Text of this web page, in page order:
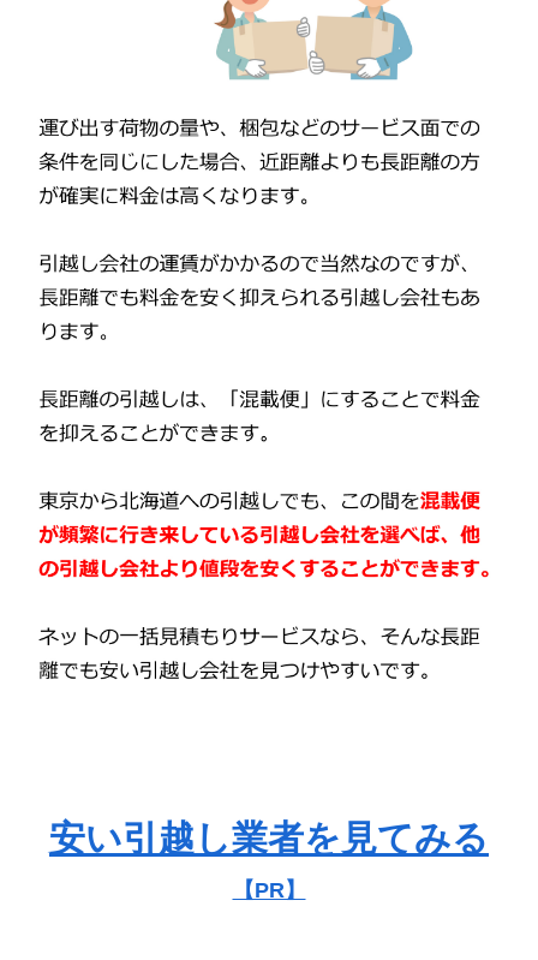
安い引越し業者を見てみる
【PR】